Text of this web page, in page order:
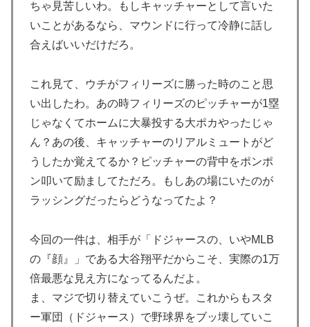
▶
欧州「日本だけ反則だろ…」 世界の『日本びいき』に
ヨーロッパ全土から不満の声
▶
韓国人「韓国サッカー協会W杯予選で外国人審判に性接
▶ AI「物の使い方を真剣に間違えてる人間を生成してみた
ｗｗｗｗ」
▶
【スウェーデン-モロッコ】心配する理由はこれだ
け…？【ポーランドボール】
▶
人類は広島から何を学んだのか 原爆投下から81年、核
兵器が再び増え始めた世界【海外の反応・解説】
▶
国際的な小咄 読者投稿 （ゼンマイ式）手間を楽しむ妄
▶ 海外「誰か助けて！日本で不思議な瓶に入った飲み物を
貰ったんだけど、これってどうやって開けるんだ！？」
【海外の反応】
▶
外国人「使い捨てだ」FIFA会長、辞任危機でトランプ政
権に泣き付くも無視されて海外失笑！【海外の反応】
ちゃ見苦しいわ。もしキャッチャーとして言いた
いことがあるなら、マウンドに行って冷静に話し
合えばいいだけだろ。
これ見て、ウチがフィリーズに勝った時のこと思
い出したわ。あの時フィリーズのピッチャーが1塁
じゃなくてホームに大暴投する大ポカやったじゃ
ん？あの後、キャッチャーのリアルミュートがど
うしたか覚えてるか？ピッチャーの背中をポンポ
ン叩いて励ましてただろ。もしあの場にいたのが
ラッシングだったらどうなってたよ？
今回の一件は、相手が「ドジャースの、いやMLB
の『顔』」である大谷翔平だからこそ、実際の1万
倍最悪な見え方になってるんだよ。
ま、マジで切り替えていこうぜ。これからもスタ
ー軍団（ドジャース）で野球界をブッ壊していこ